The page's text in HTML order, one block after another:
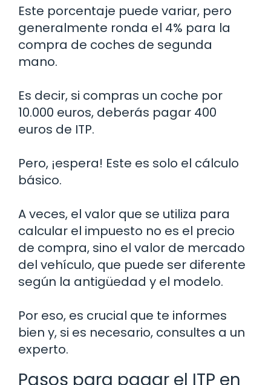
Este porcentaje puede variar, pero
generalmente ronda el 4% para la
compra de coches de segunda
mano.
Es decir, si compras un coche por
10.000 euros, deberás pagar 400
euros de ITP.
Pero, ¡espera! Este es solo el cálculo
básico.
A veces, el valor que se utiliza para
calcular el impuesto no es el precio
de compra, sino el valor de mercado
del vehículo, que puede ser diferente
según la antigüedad y el modelo.
Por eso, es crucial que te informes
bien y, si es necesario, consultes a un
experto.
Pasos para pagar el ITP en